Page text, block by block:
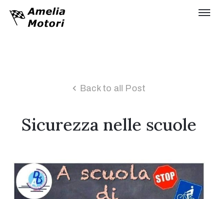
Storia
Tinarelli
Timossi
Servizi
Back to all Post
Sicurezza nelle scuole